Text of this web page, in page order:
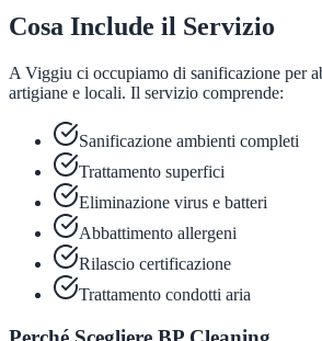
Cosa Include il Servizio
A Viggiu ci occupiamo di sanificazione per
artigiane e locali. Il servizio comprende:
Sanificazione ambienti completi
Trattamento superfici
Eliminazione virus e batteri
Abbattimento allergeni
Rilascio certificazione
Trattamento condotti aria